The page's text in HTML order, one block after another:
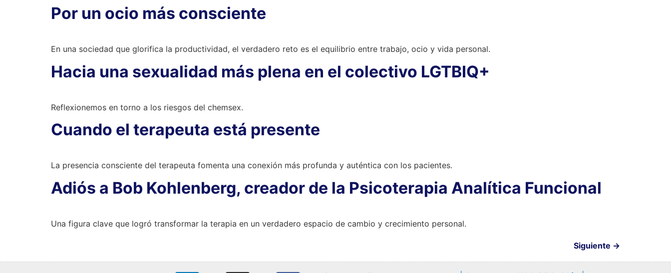
Por un ocio más consciente
En una sociedad que glorifica la productividad, el verdadero reto es el equilibrio entre trabajo, ocio y vida personal.
Hacia una sexualidad más plena en el colectivo LGTBIQ+
Reflexionemos en torno a los riesgos del chemsex.
Cuando el terapeuta está presente
La presencia consciente del terapeuta fomenta una conexión más profunda y auténtica con los pacientes.
Adiós a Bob Kohlenberg, creador de la Psicoterapia Analítica Funcional
Una figura clave que logró transformar la terapia en un verdadero espacio de cambio y crecimiento personal.
Siguiente →